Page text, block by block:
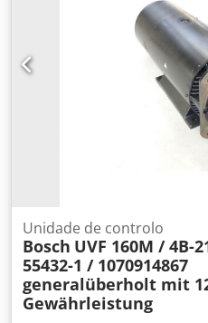
Unidade de controlo
Bosch UVF 160M / 4B-
55432-1 / 1070914867
generalüberholt mit
Gewährleistung